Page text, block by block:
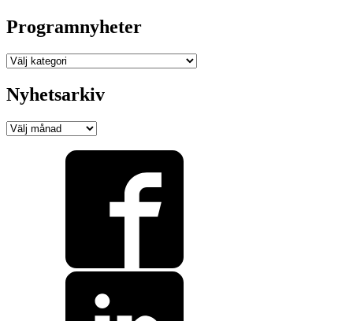
Programnyheter
Programnyheter
Nyhetsarkiv
Nyhetsarkiv